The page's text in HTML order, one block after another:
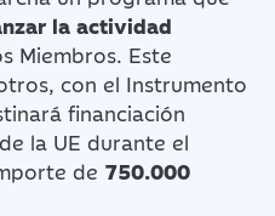
la actividad
Miembros. Este
con el Instrumento
financiación
la UE durante el
de 750.000